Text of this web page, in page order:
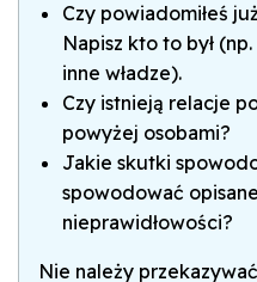
Czy powiadomiłeś
Napisz kto to był
inne władze).
Czy istnieją relacje
powyżej osobami?
Jakie skutki
spowodować
nieprawidłowości?
Nie należy